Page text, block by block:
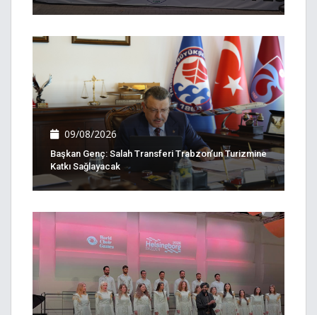
09/08/2026
Başkan Genç: Salah Transferi Trabzon’un Turizmine
Katkı Sağlayacak